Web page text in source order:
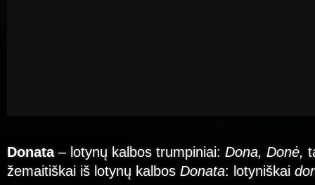
Donata– lotynų kalbos trumpiniai: Dona, Donė,
žemaitiškai iš lotynų kalbos Donata: lotyniškai